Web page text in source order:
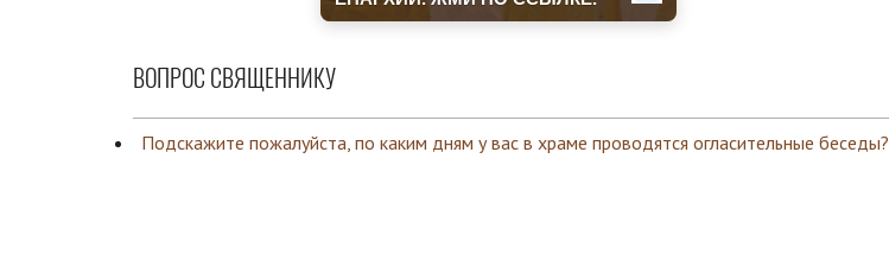
ВОПРОС СВЯЩЕННИКУ
Подскажите пожалуйста, по каким дням у вас в храме проводятся огласительные беседы?